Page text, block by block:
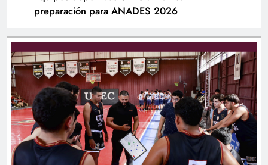
preparación para ANADES 2026